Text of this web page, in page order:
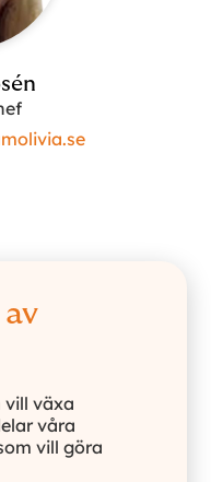
vill växa
våra
vill göra